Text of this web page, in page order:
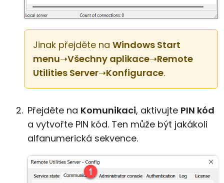
Jinak přejděte na Windows Start
menu➝Všechny aplikace➝Remote
Utilities Server➝Konfigurace.
Přejděte na Komunikaci, aktivujte PIN kód
a vytvořte PIN kód. Ten může být jakákoli
alfanumerická sekvence.